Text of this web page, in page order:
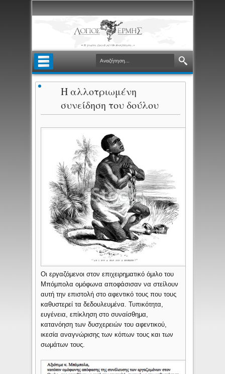
Η αλλοτριωμένη
συνείδηση του δούλου
Οι εργαζόμενοι στον επιχειρηματικό όμιλο του
Μπόμπολα ομόφωνα αποφάσισαν να στείλουν
αυτή την επιστολή στο αφεντικό τους που τους
καθυστερεί τα δεδουλευμένα. Τυπικότητα,
ευγένεια, επίκληση στο συναίσθημα,
κατανόηση των δυσχερειών του αφεντικού,
ικεσία αναγνώρισης των κόπων τους και των
σωμάτων τους.